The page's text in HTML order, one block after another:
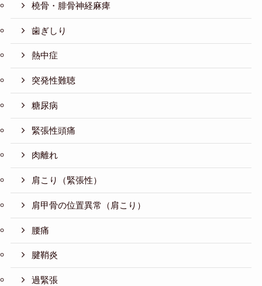
橈骨・腓骨神経麻痺
歯ぎしり
熱中症
突発性難聴
糖尿病
緊張性頭痛
肉離れ
肩こり（緊張性）
肩甲骨の位置異常（肩こり）
腰痛
腱鞘炎
過緊張